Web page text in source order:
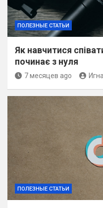
ПОЛЕЗНЫЕ СТАТЬИ
Як навчитися
починає з нуля
7 месяцев ago
ПОЛЕЗНЫЕ СТАТЬИ